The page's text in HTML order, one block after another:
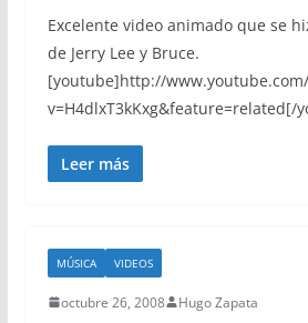
Excelente video animado que se
de Jerry Lee y Bruce.
[youtube]http://
v=H4dlxT3kKxg&feature=related[/
Leer más
MÚSICA VIDEOS
octubre 26, 2008 Hugo Zapata